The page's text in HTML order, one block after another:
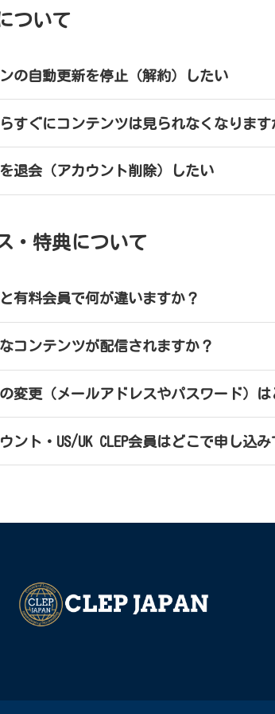
ついて
の自動更新を停止（解約）したい
すぐにコンテンツは見られなくなります
退会（アカウント削除）したい
ランの解約
・特典について
有料会員で何が違いますか？
コンテンツが配信されますか？
変更（メールアドレスやパスワード）
ント・US/UK CLEP会員はどこで申し込